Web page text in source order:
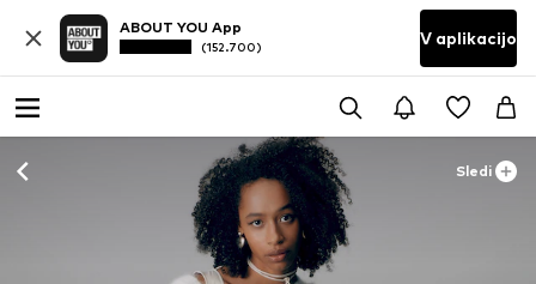
ABOUT YOU App
(152.700) V aplikacijo
Sledi